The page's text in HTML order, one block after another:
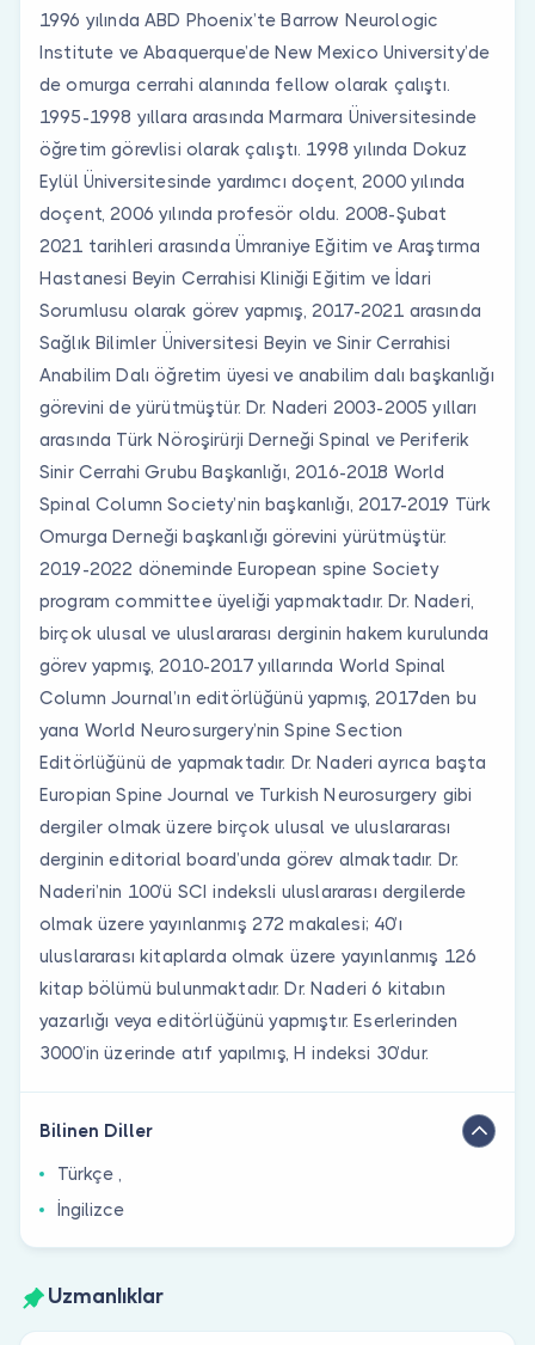
1996 yılında ABD Phoenix’te Barrow Neurologic
Institute ve Abaquerque’de New Mexico University’de
de omurga cerrahi alanında fellow olarak çalıştı.
1995-1998 yıllara arasında Marmara Üniversitesinde
öğretim görevlisi olarak çalıştı. 1998 yılında Dokuz
Eylül Üniversitesinde yardımcı doçent, 2000 yılında
doçent, 2006 yılında profesör oldu. 2008-Şubat
2021 tarihleri arasında Ümraniye Eğitim ve Araştırma
Hastanesi Beyin Cerrahisi Kliniği Eğitim ve İdari
Sorumlusu olarak görev yapmış, 2017-2021 arasında
Sağlık Bilimler Üniversitesi Beyin ve Sinir Cerrahisi
Anabilim Dalı öğretim üyesi ve anabilim dalı başkanlığı
görevini de yürütmüştür. Dr. Naderi 2003-2005 yılları
arasında Türk Nöroşirürji Derneği Spinal ve Periferik
Sinir Cerrahi Grubu Başkanlığı, 2016-2018 World
Spinal Column Society’nin başkanlığı, 2017-2019 Türk
Omurga Derneği başkanlığı görevini yürütmüştür.
2019-2022 döneminde European spine Society
program committee üyeliği yapmaktadır. Dr. Naderi,
birçok ulusal ve uluslararası derginin hakem kurulunda
görev yapmış, 2010-2017 yıllarında World Spinal
Column Journal’ın editörlüğünü yapmış, 2017’den bu
yana World Neurosurgery’nin Spine Section
Editörlüğünü de yapmaktadır. Dr. Naderi ayrıca başta
Europian Spine Journal ve Turkish Neurosurgery gibi
dergiler olmak üzere birçok ulusal ve uluslararası
derginin editorial board’unda görev almaktadır. Dr.
Naderi’nin 100’ü SCI indeksli uluslararası dergilerde
olmak üzere yayınlanmış 272 makalesi; 40’ı
uluslararası kitaplarda olmak üzere yayınlanmış 126
kitap bölümü bulunmaktadır. Dr. Naderi 6 kitabın
yazarlığı veya editörlüğünü yapmıştır. Eserlerinden
3000’in üzerinde atıf yapılmış, H indeksi 30’dur.
Bilinen Diller
Türkçe ,
İngilizce
Uzmanlıklar